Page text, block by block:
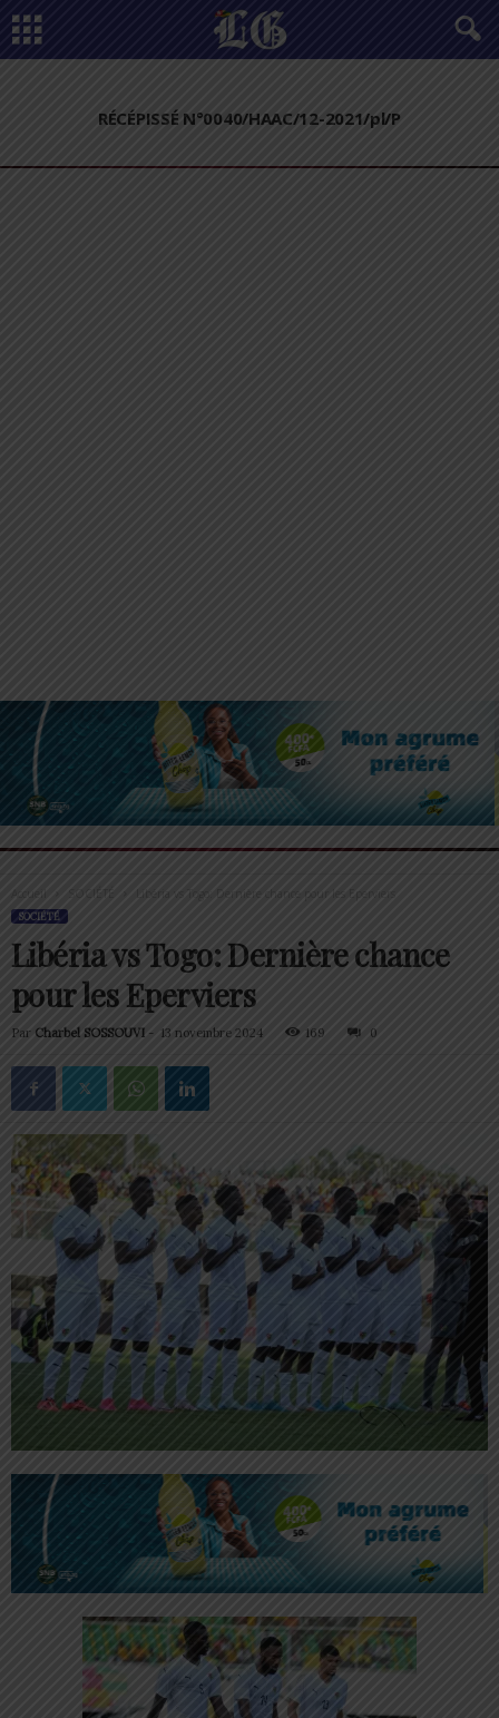
RÉCÉPISSÉ N°0040/HAAC/12-2021/pl/P
Accueil Libéria vs Togo: Dernière chance pour les Eperviers
SOCIÉTÉ
Libéria vs Togo: Dernière chance
pour les Eperviers
Par Charbel SOSSOUVI - 13 novembre 2024 169 0